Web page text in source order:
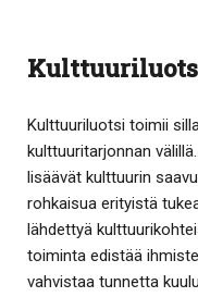
Kulttuuriluotsi toimii
kulttuuritarjonnan
lisäävät kulttuurin
rohkaisua erityistä
lähdettyä
toiminta edistää
vahvistaa tunnetta